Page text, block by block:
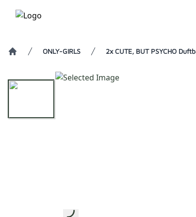
ONLY-GIRLS 2x CUTE, BUT PSYCHO